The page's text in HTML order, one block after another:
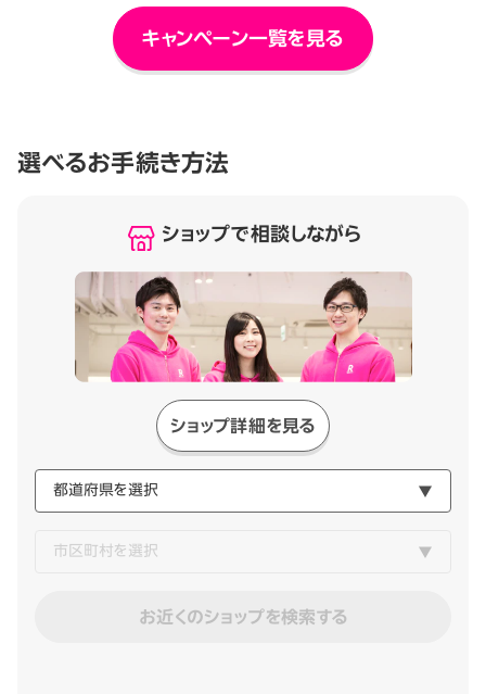
キャンペーン一覧を見る
選べるお手続き方法
ショップで相談しながら
ショップ詳細を見る
お近くのショップを検索する